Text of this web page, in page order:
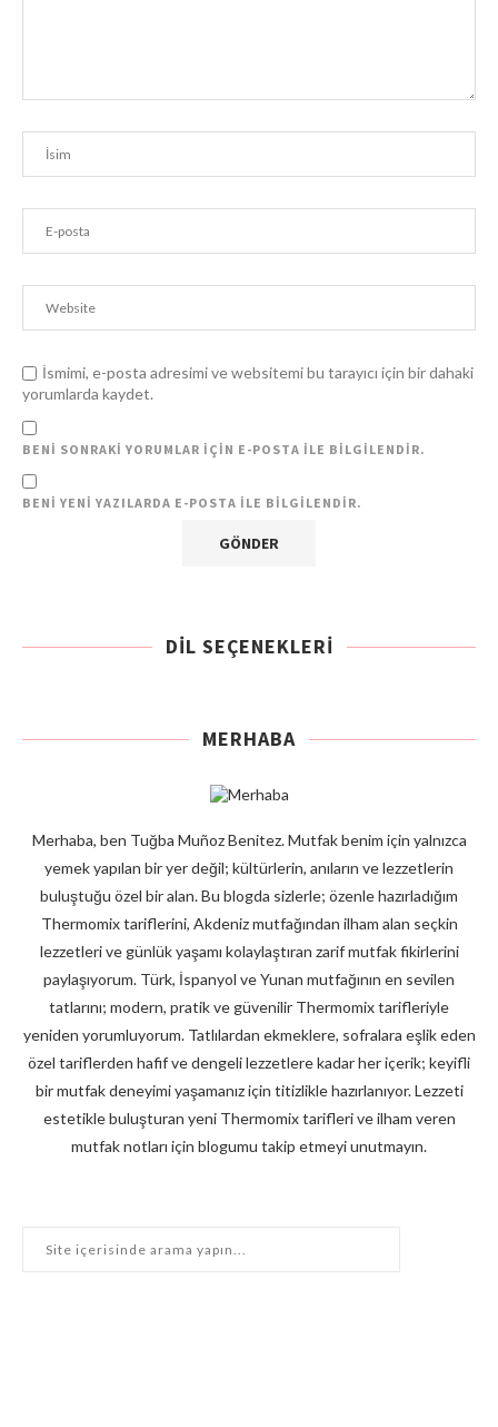
İsmimi, e-posta adresimi ve websitemi bu tarayıcı için bir dahaki
yorumlarda kaydet.
BENI SONRAKI YORUMLAR IÇIN E-POSTA ILE BILGILENDIR.
BENI YENI YAZILARDA E-POSTA ILE BILGILENDIR.
DIL SEÇENEKLERI
MERHABA
Merhaba, ben Tuğba Muñoz Benitez. Mutfak benim için yalnızca
yemek yapılan bir yer değil; kültürlerin, anıların ve lezzetlerin
buluştuğu özel bir alan. Bu blogda sizlerle; özenle hazırladığım
Thermomix tariflerini, Akdeniz mutfağından ilham alan seçkin
lezzetleri ve günlük yaşamı kolaylaştıran zarif mutfak fikirlerini
paylaşıyorum. Türk, İspanyol ve Yunan mutfağının en sevilen
tatlarını; modern, pratik ve güvenilir Thermomix tarifleriyle
yeniden yorumluyorum. Tatlılardan ekmeklere, sofralara eşlik eden
özel tariflerden hafif ve dengeli lezzetlere kadar her içerik; keyifli
bir mutfak deneyimi yaşamanız için titizlikle hazırlanıyor. Lezzeti
estetikle buluşturan yeni Thermomix tarifleri ve ilham veren
mutfak notları için blogumu takip etmeyi unutmayın.